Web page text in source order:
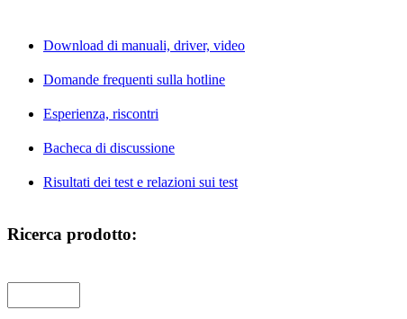
Download di manuali, driver, video
Domande frequenti sulla hotline
Esperienza, riscontri
Bacheca di discussione
Risultati dei test e relazioni sui test
Ricerca prodotto: